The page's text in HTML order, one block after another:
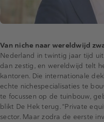
Van niche naar wereldwijd
Nederland in twintig jaar tijd
dan zestig, en wereldwijd telt
kantoren. Die internationale
echte nichespecialisaties te
te focussen op de tuinbouw,
blikt De Hek terug. “Private
sector. Maar zodra de eerste